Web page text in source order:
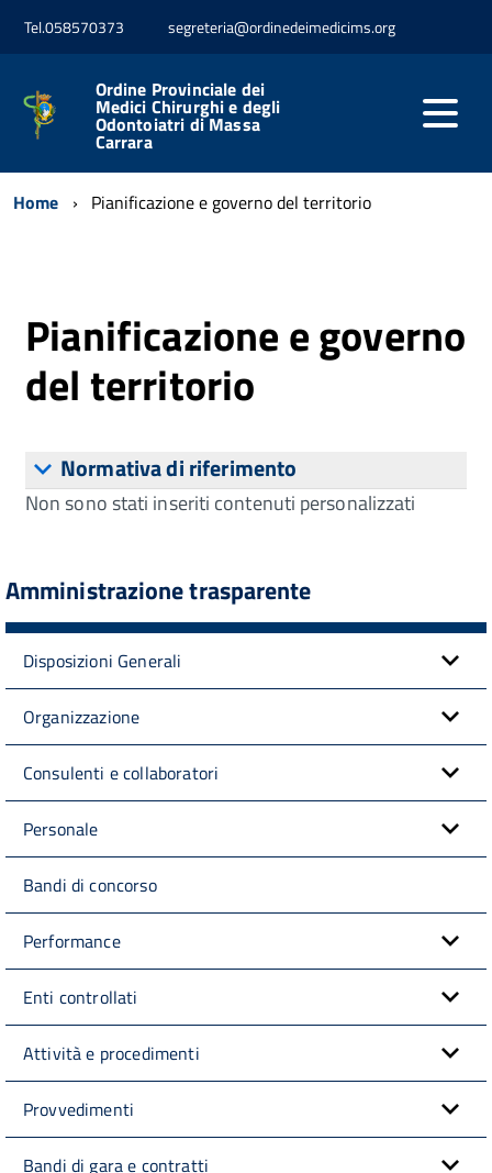
Tel.058570373 segreteria@ordinedeimedicims.org
Ordine Provinciale dei
Medici Chirurghi e degli
Odontoiatri di Massa
Carrara
Home Pianificazione e governo del territorio
Pianificazione e governo
del territorio
Normativa di riferimento
Non sono stati inseriti contenuti personalizzati
Amministrazione trasparente
Disposizioni Generali
Organizzazione
Consulenti e collaboratori
Personale
Bandi di concorso
Performance
Enti controllati
Attività e procedimenti
Provvedimenti
Bandi di gara e contratti